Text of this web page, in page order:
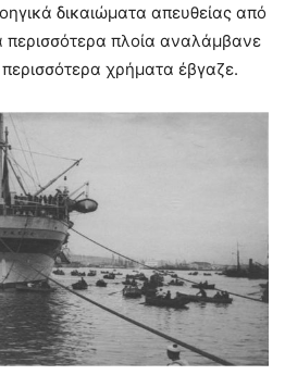
δικαιώματα απευθείας από
περισσότερα πλοία αναλάμβανε
χρήματα έβγαζε.